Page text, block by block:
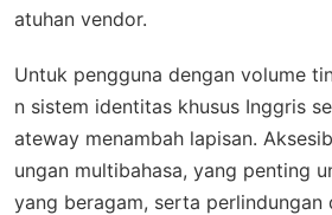
atuhan vendor.
Untuk pengguna dengan volume
n sistem identitas khusus Inggris
ateway menambah lapisan.
ungan multibahasa, yang penting
yang beragam, serta perlindungan